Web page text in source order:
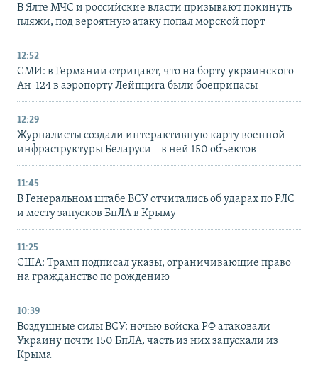
В Ялте МЧС и российские власти призывают покинуть
пляжи, под вероятную атаку попал морской порт
12:52
СМИ: в Германии отрицают, что на борту украинского
Ан-124 в аэропорту Лейпцига были боеприпасы
12:29
Журналисты создали интерактивную карту военной
инфраструктуры Беларуси – в ней 150 объектов
11:45
В Генеральном штабе ВСУ отчитались об ударах по РЛС
и месту запусков БпЛА в Крыму
11:25
США: Трамп подписал указы, ограничивающие право
на гражданство по рождению
10:39
Воздушные силы ВСУ: ночью войска РФ атаковали
Украину почти 150 БпЛА, часть из них запускали из
Крыма